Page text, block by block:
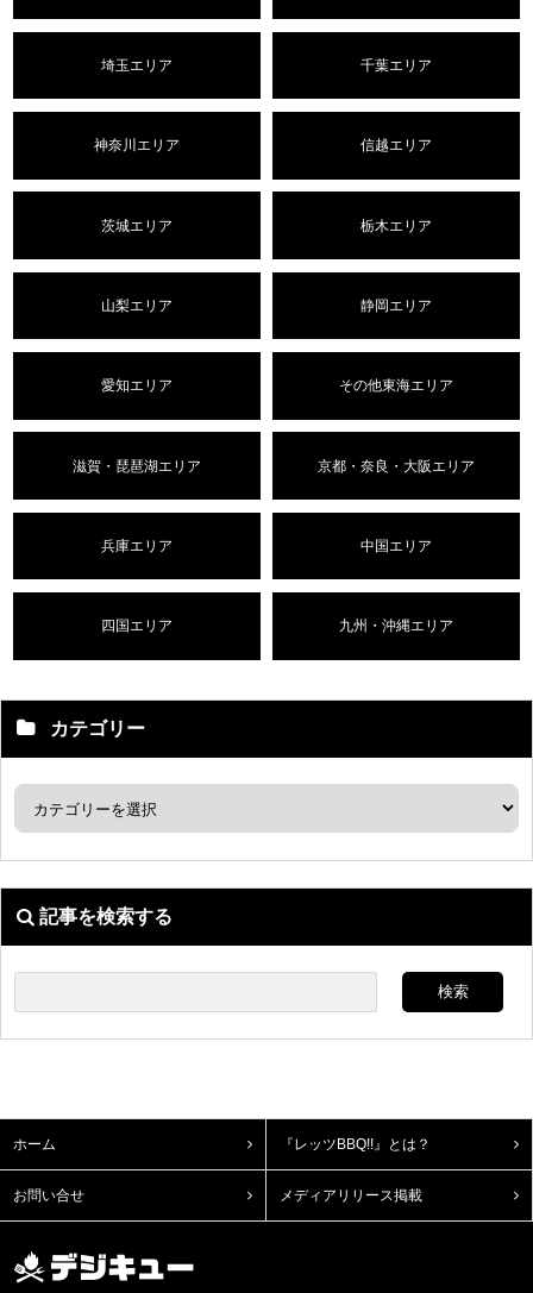
埼玉エリア 千葉エリア
神奈川エリア 信越エリア
茨城エリア 栃木エリア
山梨エリア 静岡エリア
愛知エリア その他東海エリア
滋賀・琵琶湖エリア 京都・奈良・大阪エリア
兵庫エリア 中国エリア
四国エリア 九州・沖縄エリア
カテゴリー
記事を検索する
ホーム 『レッツBBQ!!』とは？
お問い合せ メディアリリース掲載